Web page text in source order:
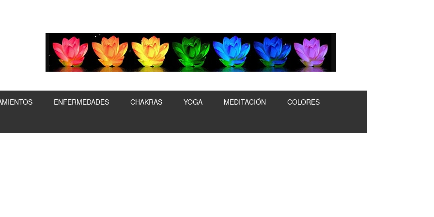
ENFERMEDADES CHAKRAS YOGA MEDITACIÓN COLORES